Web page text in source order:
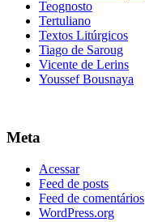
Teognosto
Tertuliano
Textos Litúrgicos
Tiago de Saroug
Vicente de Lerins
Youssef Bousnaya
Meta
Acessar
Feed de posts
Feed de comentários
WordPress.org